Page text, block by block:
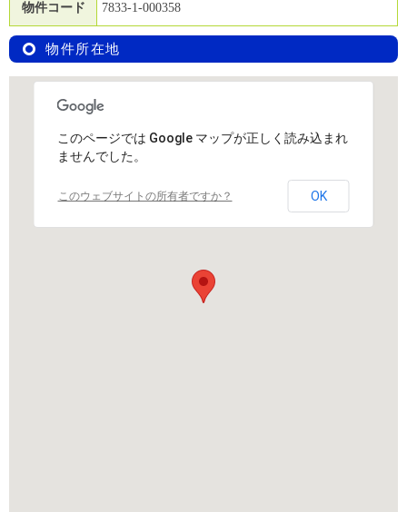
物件コード 7833-1-000358
物件所在地
このページでは Google マップが正しく読み込まれ
ませんでした。
このウェブサイトの所有者ですか？ OK